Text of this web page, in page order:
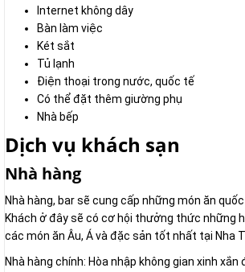
Internet không dây
Bàn làm việc
Két sắt
Tủ lạnh
Điện thoại trong nước, quốc tế
Có thể đặt thêm giường phụ
Nhà bếp
Dịch vụ khách sạn
Nhà hàng
Nhà hàng, bar sẽ cung cấp những món ăn
Khách ở đây sẽ có cơ hội thưởng thức những
các món ăn Âu, Á và đặc sản tốt nhất tại Nha
Nhà hàng chính: Hòa nhập không gian xinh